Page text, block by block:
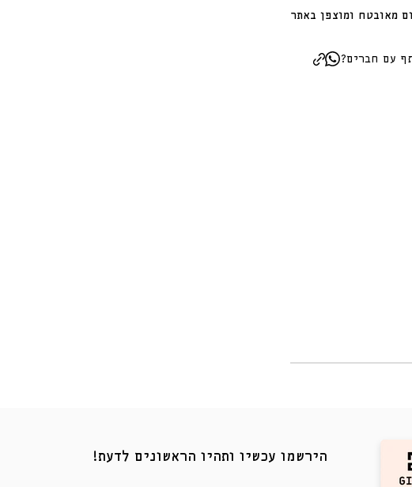
מאובטח ומוצפן באתר
עם חברים?
הירשמו עכשיו ותהיו הראשונים לדעת!